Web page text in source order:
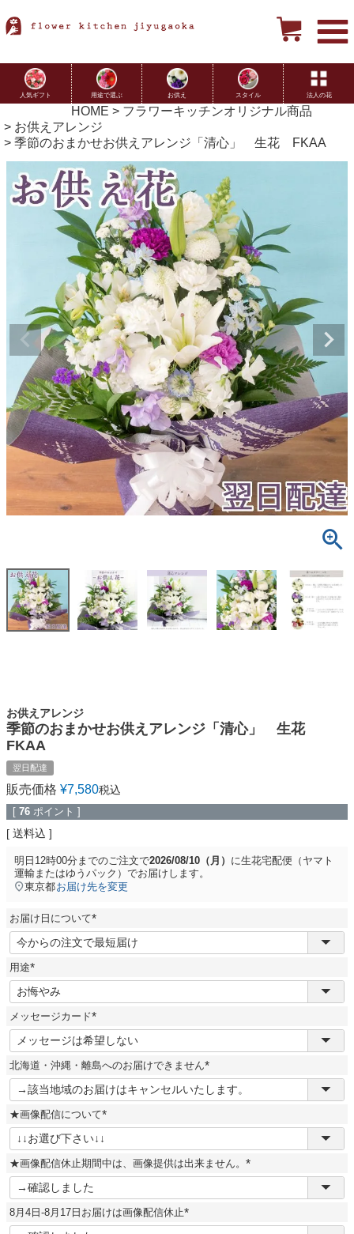
人気ギフト 用途で選ぶ お供え スタイル 法人の花
HOME
フラワーキッチンオリジナル商品
お供えアレンジ
季節のおまかせお供えアレンジ「清心」 生花 FKAA
お供えアレンジ
季節のおまかせお供えアレンジ「清心」 生花
FKAA
翌日配達
販売価格 ¥7,580税込
[ 76 ポイント ]
送料込
明日 12時00分 までのご注文で2026/08/10（月） に生花宅配便（ヤマト
運輸またはゆうパック） でお届けします。
東京都お届け先を変更
お届け日について
(
必
須
用途
(
必
須
)
メッセージカード
(
必
須
)
北海道・沖縄・離島へのお届けできません
(
必
須
★画像配信について
(
必
須
)
★画像配信休止期間中は、画像提供は出来ません。
(
須
8月4日-8月17日お届けは画像配信休止
(